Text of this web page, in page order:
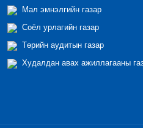
Мал эмнэлгийн газар
Соёл урлагийн газар
Төрийн аудитын газар
Худалдан авах ажиллагааны